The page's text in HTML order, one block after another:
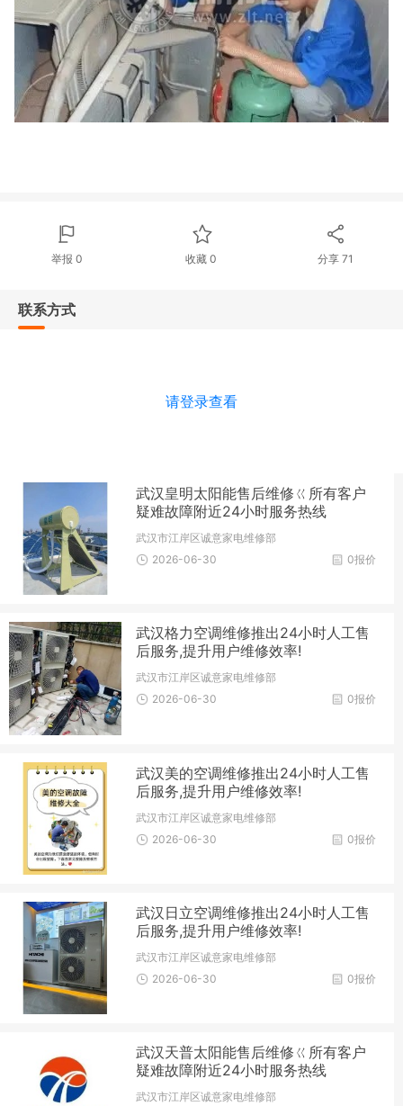
举报 0 收藏 0 分享71
联系方式
请登录查看
武汉皇明太阳能售后维修ㄍ所有客户
疑难故障附近24小时服务热线
武汉市江岸区诚意家电维修部
0报价
2026-06-30
武汉格力空调维修推出24小时人工售
后服务,提升用户维修效率!
武汉市江岸区诚意家电维修部
0报价
2026-06-30
武汉美的空调维修推出24小时人工售
后服务,提升用户维修效率!
武汉市江岸区诚意家电维修部
0报价
2026-06-30
武汉日立空调维修推出24小时人工售
后服务,提升用户维修效率!
武汉市江岸区诚意家电维修部
0报价
2026-06-30
武汉天普太阳能售后维修ㄍ所有客户
疑难故障附近24小时服务热线
武汉市江岸区诚意家电维修部